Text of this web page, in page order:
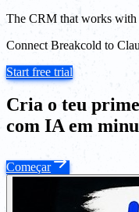
The CRM that works
Connect Breakcold to
Start free trial
Cria o teu
com IA em
Começar